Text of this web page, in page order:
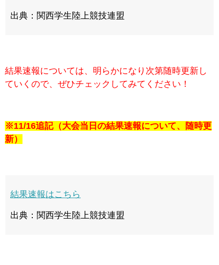
出典：関西学生陸上競技連盟
結果速報については、明らかになり次第随時更新し
ていくので、ぜひチェックしてみてください！
※11/16追記（大会当日の結果速報について、随時更
新）
結果速報はこちら
出典：関西学生陸上競技連盟